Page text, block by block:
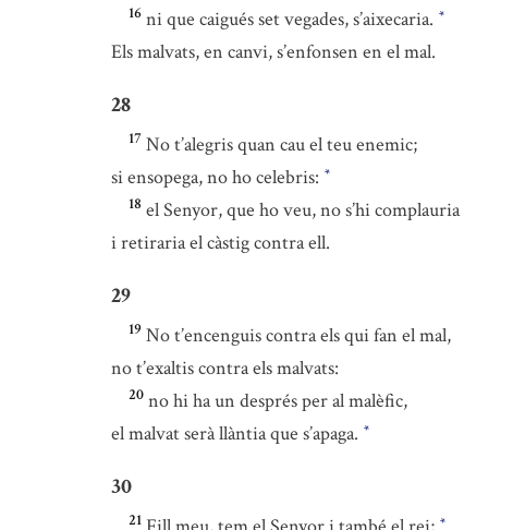
16 ni que caigués set vegades, s’aixecaria. *
Els malvats, en canvi, s’enfonsen en el mal.
28
17 No t’alegris quan cau el teu enemic;
si ensopega, no ho celebris: *
18 el Senyor, que ho veu, no s’hi complauria
i retiraria el càstig contra ell.
29
19 No t’encenguis contra els qui fan el mal,
no t’exaltis contra els malvats:
20 no hi ha un després per al malèfic,
el malvat serà llàntia que s’apaga. *
30
21 *